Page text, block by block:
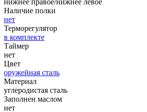
нижнее правое/нижнее левое
Наличие полки
нет
Терморегулятор
в комплекте
Таймер
нет
Цвет
оружейная сталь
Материал
углеродистая сталь
Заполнен маслом
нет